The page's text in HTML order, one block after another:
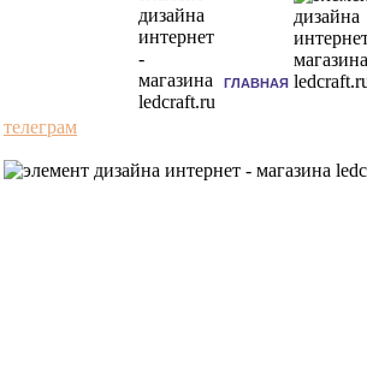
ГЛАВНАЯ
телеграм